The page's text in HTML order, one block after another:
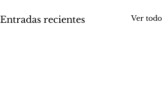
Entradas recientes Ver todo